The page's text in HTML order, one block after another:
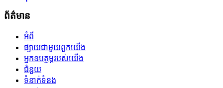
ព័ត៌មាន
អំពី
ផ្សាយជាមួយពួកយើង
អ្នកឧបត្ថម្ភរបស់យើង
ជំនួយ
ទំនាក់ទំនង